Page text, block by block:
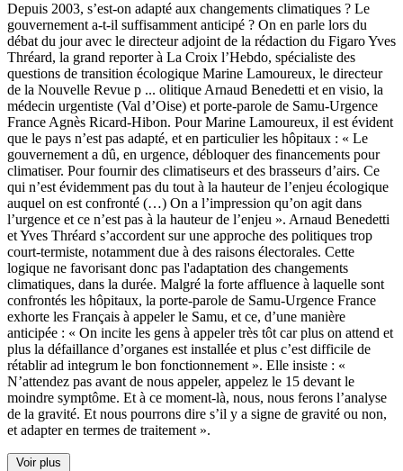
Depuis 2003, s’est-on adapté aux changements climatiques ? Le
gouvernement a-t-il suffisamment anticipé ? On en parle lors du
débat du jour avec le directeur adjoint de la rédaction du Figaro Yves
Thréard, la grand reporter à La Croix l’Hebdo, spécialiste des
questions de transition écologique Marine Lamoureux, le directeur
de la Nouvelle Revue p ... olitique Arnaud Benedetti et en visio, la
médecin urgentiste (Val d’Oise) et porte-parole de Samu-Urgence
France Agnès Ricard-Hibon. Pour Marine Lamoureux, il est évident
que le pays n’est pas adapté, et en particulier les hôpitaux : « Le
gouvernement a dû, en urgence, débloquer des financements pour
climatiser. Pour fournir des climatiseurs et des brasseurs d’airs. Ce
qui n’est évidemment pas du tout à la hauteur de l’enjeu écologique
auquel on est confronté (…) On a l’impression qu’on agit dans
l’urgence et ce n’est pas à la hauteur de l’enjeu ». Arnaud Benedetti
et Yves Thréard s’accordent sur une approche des politiques trop
court-termiste, notamment due à des raisons électorales. Cette
logique ne favorisant donc pas l'adaptation des changements
climatiques, dans la durée. Malgré la forte affluence à laquelle sont
confrontés les hôpitaux, la porte-parole de Samu-Urgence France
exhorte les Français à appeler le Samu, et ce, d’une manière
anticipée : « On incite les gens à appeler très tôt car plus on attend et
plus la défaillance d’organes est installée et plus c’est difficile de
rétablir ad integrum le bon fonctionnement ». Elle insiste : «
N’attendez pas avant de nous appeler, appelez le 15 devant le
moindre symptôme. Et à ce moment-là, nous, nous ferons l’analyse
de la gravité. Et nous pourrons dire s’il y a signe de gravité ou non,
et adapter en termes de traitement ».
Voir plus